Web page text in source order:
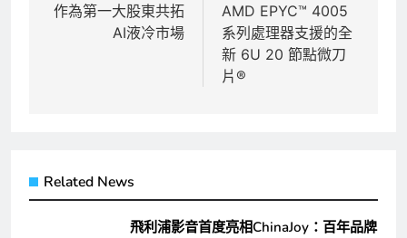
覽
作為第一大股東共拓
AI液冷市場
AMD EPYC™ 4005
系列處理器支援的全
新 6U 20 節點微刀
片®
Related News
飛利浦影音首度亮相ChinaJoy：百年品牌